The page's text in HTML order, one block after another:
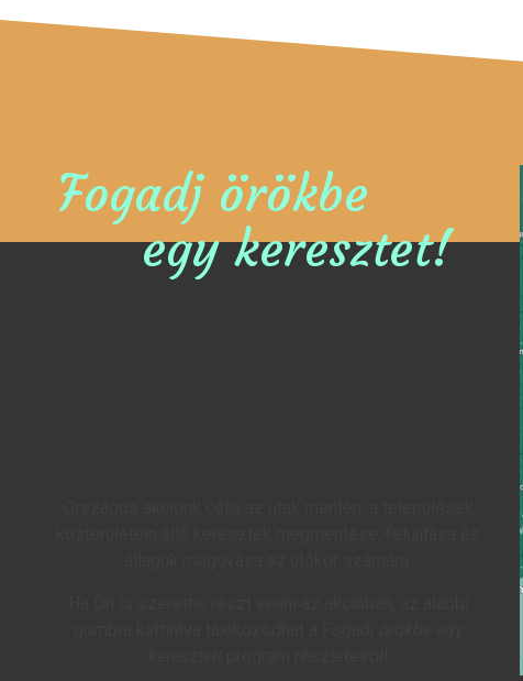
Fogadj örökbe
egy keresztet!